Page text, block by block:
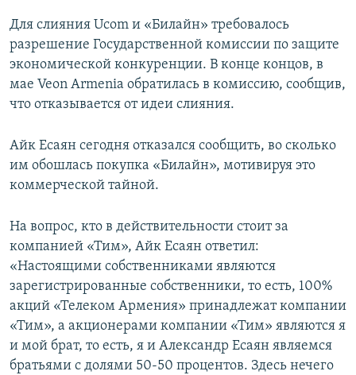
Для слияния Ucom и «Билайн» требовалось
разрешение Государственной комиссии по защите
экономической конкуренции. В конце концов, в
мае Veon Armenia обратилась в комиссию, сообщив,
что отказывается от идеи слияния.
Айк Есаян сегодня отказался сообщить, во сколько
им обошлась покупка «Билайн», мотивируя это
коммерческой тайной.
На вопрос, кто в действительности стоит за
компанией «Тим», Айк Есаян ответил:
«Настоящими собственниками являются
зарегистрированные собственники, то есть, 100%
акций «Телеком Армения» принадлежат компании
«Тим», а акционерами компании «Тим» являются я
и мой брат, то есть, я и Александр Есаян являемся
братьями с долями 50-50 процентов. Здесь нечего